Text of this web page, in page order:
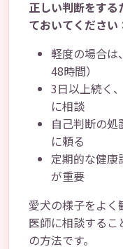
正しい判断をす
ておいてください
軽度の場合は
48時間）
3日以上続く
に相談
自己判断の処
に頼る
定期的な健康
が重要
愛犬の様子をよ
医師に相談する
の方法です。